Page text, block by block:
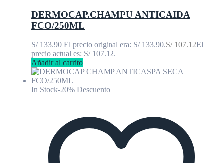
DERMOCAP.CHAMPU ANTICAIDA
FCO/250ML
S/133.90 El precio original era: S/ 133.90.S/107.12El
precio actual es: S/ 107.12.
Añadir al carrito
In Stock-20% Descuento